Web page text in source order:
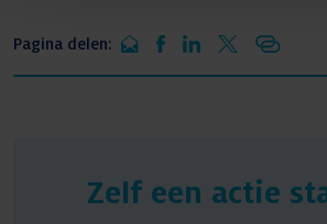
Pagina delen:
Zelf een actie